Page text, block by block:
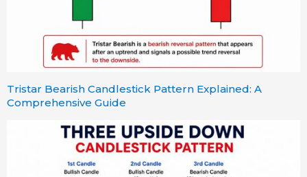
Tristar Bearish Candlestick Pattern Explained: A
Comprehensive Guide